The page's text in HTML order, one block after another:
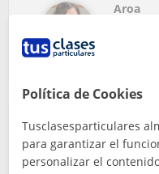
Aroa
Es paciente y
resolutiva
Política de Cookies
Tusclasesparticulares
para garantizar el
personalizar el